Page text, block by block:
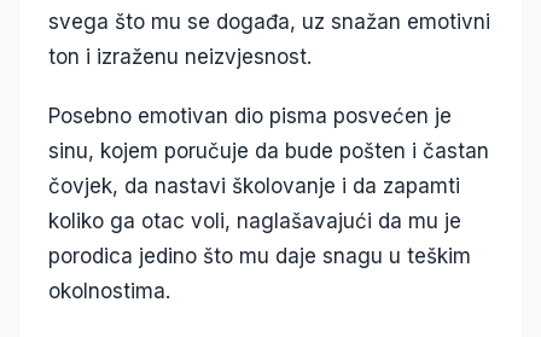
svega što mu se događa, uz snažan emotivni
ton i izraženu neizvjesnost.
Posebno emotivan dio pisma posvećen je
sinu, kojem poručuje da bude pošten i častan
čovjek, da nastavi školovanje i da zapamti
koliko ga otac voli, naglašavajući da mu je
porodica jedino što mu daje snagu u teškim
okolnostima.